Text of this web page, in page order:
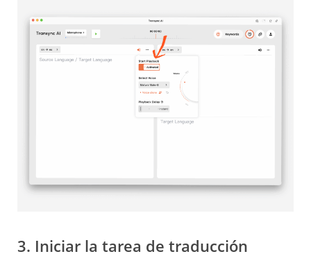
3. Iniciar la tarea de traducción